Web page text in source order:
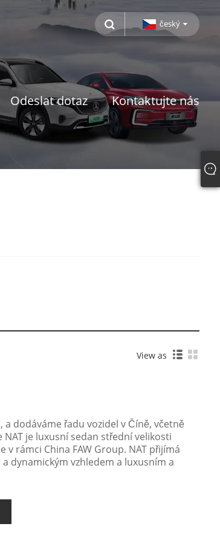
český
Odeslat dotaz Kontaktujte nás
View as
a dodáváme řadu vozidel v Číně, včetně
je luxusní sedan střední velikosti
rámci China FAW Group. NAT přijímá
dynamickým vzhledem a luxusním a